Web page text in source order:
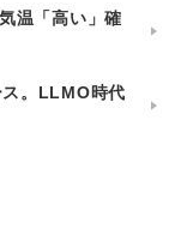
温「高い」確
ス。LLMO時代